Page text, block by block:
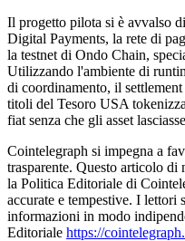
Il progetto pilota si è avvalso
Digital Payments, la rete di
la testnet di Ondo Chain,
Utilizzando l'ambiente di
di coordinamento, il
titoli del Tesoro USA
fiat senza che gli asset
Cointelegraph si impegna a
trasparente. Questo articolo
la Politica Editoriale di
accurate e tempestive. I
informazioni in modo
Editoriale https://